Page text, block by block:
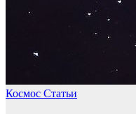
Космос Статьи